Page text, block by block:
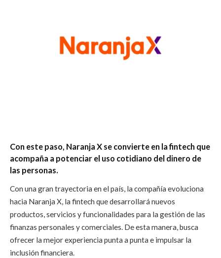
Con este paso, Naranja X se convierte en la fintech que
acompaña a potenciar el uso cotidiano del dinero de
las personas.
Con una gran trayectoria en el país, la compañía evoluciona
hacia Naranja X, la fintech que desarrollará nuevos
productos, servicios y funcionalidades para la gestión de las
finanzas personales y comerciales. De esta manera, busca
ofrecer la mejor experiencia punta a punta e impulsar la
inclusión financiera.